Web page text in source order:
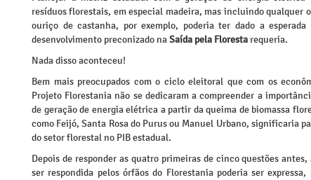
resíduos florestais, em especial madeira, mas incluindo qualquer
ouriço de castanha, por exemplo, poderia ter dado a
desenvolvimento preconizado naSaída pela Florestarequeria.
Nada disso aconteceu!
Bem mais preocupados com o ciclo eleitoral que com os
Projeto Florestania não se dedicaram a compreender a
de geração de energia elétrica a partir da queima de biomassa
como Feijó, Santa Rosa do Purus ou Manuel Urbano, significaria
do setor florestal no PIB estadual.
Depois de responder as quatro primeiras de cinco questões
ser respondida pelos órfãos do Florestania poderia ser